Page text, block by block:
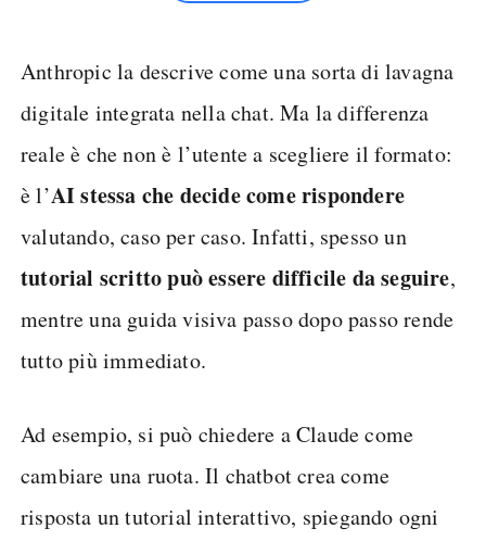
Anthropic la descrive come una sorta di lavagna
digitale integrata nella chat. Ma la differenza
reale è che non è l’utente a scegliere il formato:
è l’AI stessa che decide come rispondere
valutando, caso per caso. Infatti, spesso un
tutorial scritto può essere difficile da seguire,
mentre una guida visiva passo dopo passo rende
tutto più immediato.
Ad esempio, si può chiedere a Claude come
cambiare una ruota. Il chatbot crea come
risposta un tutorial interattivo, spiegando ogni